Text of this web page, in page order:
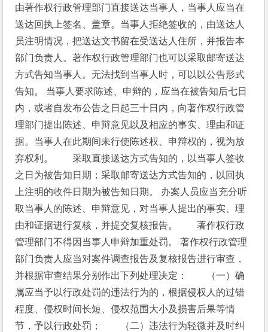
由著作权行政管理部门直接送达当事人，当事人应当在
送达回执上签名、盖章。当事人拒绝签收的，由送达人
员注明情况，把送达文书留在受送达人住所，并报告本
部门负责人。著作权行政管理部门也可以采取邮寄送达
方式告知当事人。无法找到当事人时，可以以公告形式
告知。 当事人要求陈述、申辩的，应当在被告知后七日
内，或者自发布公告之日起三十日内，向著作权行政管
理部门提出陈述、申辩意见以及相应的事实、理由和证
据。当事人在此期间未行使陈述权、申辩权的，视为放
弃权利。　　采取直接送达方式告知的，以当事人签收
之日为被告知日期；采取邮寄送达方式告知的，以回执
上注明的收件日期为被告知日期。 办案人员应当充分听
取当事人的陈述、申辩意见，对当事人提出的事实、理
由和证据进行复核，并提交复核报告。　　著作权行政
管理部门不得因当事人申辩加重处罚。 著作权行政管理
部门负责人应当对案件调查报告及复核报告进行审查，
并根据审查结果分别作出下列处理决定：　　（一）确
属应当予以行政处罚的违法行为的，根据侵权人的过错
程度、侵权时间长短、侵权范围大小及损害后果等情
节，予以行政处罚；　　（二）违法行为轻微并及时纠